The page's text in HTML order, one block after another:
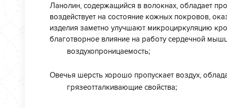
Ланолин, содержащийся в волокнах, обладает
воздействует на состояние кожных покровов,
изделия заметно улучшают микроциркуляцию
благотворное влияние на работу сердечной
воздухопроницаемость;
Овечья шерсть хорошо пропускает воздух,
грязеотталкивающие свойства;